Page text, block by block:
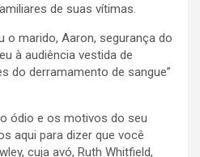
de suas vítimas.
o marido, Aaron, segurança do
à audiência vestida de
do derramamento de sangue”
ódio e os motivos do seu
aqui para dizer que você
cuja avó, Ruth Whitfield,